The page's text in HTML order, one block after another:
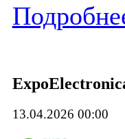
13.04.2026 00:00